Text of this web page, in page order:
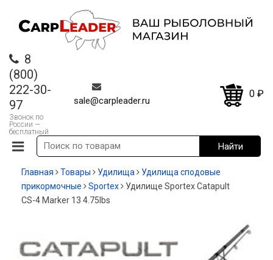
8
(800)
222-30-
97
Звонок по
России —
бесплатный
sale@carpleader.ru
0 ₽
Главная Товары Удилища
Удилища сподовые
прикормочные
Sportex
Удилище Sportex Catapult
CS-4 Marker 13 4.75lbs